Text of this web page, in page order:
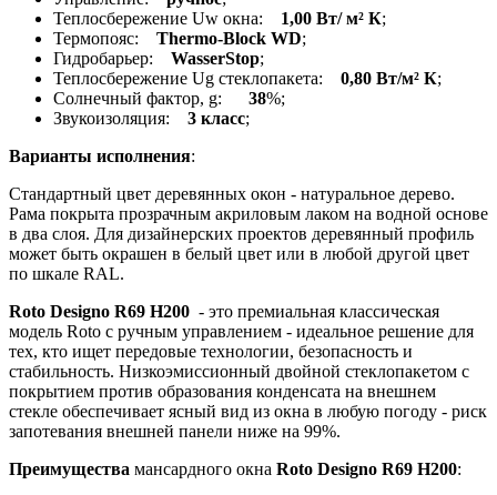
Теплосбережение Uw окна: 1,00 Вт/ м² К;
Термопояс: Thermo-Block WD;
Гидробарьер: WasserStop;
Теплосбережение Ug стеклопакета:
0,80 Вт/м² К;
Солнечный фактор, g:
38%;
Звукоизоляция:
3 класс;
Варианты исполнения:
Стандартный цвет деревянных окон - натуральное дерево.
Рама покрыта прозрачным акриловым лаком на водной основе
в два слоя. Для дизайнерских проектов деревянный профиль
может быть окрашен в белый цвет или в любой другой цвет
по шкале RAL.
Roto Designo R69 H200 - это премиальная классическая
модель Roto с ручным управлением - идеальное решение для
тех, кто ищет передовые технологии, безопасность и
стабильность. Низкоэмиссионный двойной стеклопакетом с
покрытием против образования конденсата на внешнем
стекле обеспечивает ясный вид из окна в любую погоду - риск
запотевания внешней панели ниже на 99%.
Преимущества мансардного окна Roto Designo R69 H200: